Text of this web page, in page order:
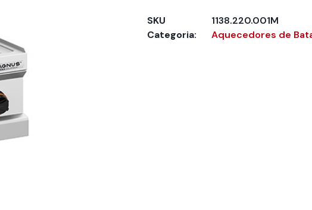
SKU
1138.220.001M
Categoria:
Aquecedores de